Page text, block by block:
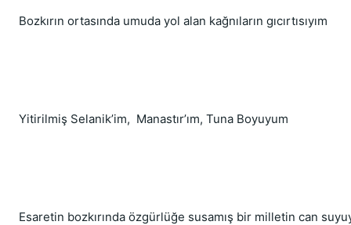
Bozkırın ortasında umuda yol alan kağnıların gıcırtısıyım
Yitirilmiş Selanik’im,  Manastır’ım, Tuna Boyuyum
Esaretin bozkırında özgürlüğe susamış bir milletin can